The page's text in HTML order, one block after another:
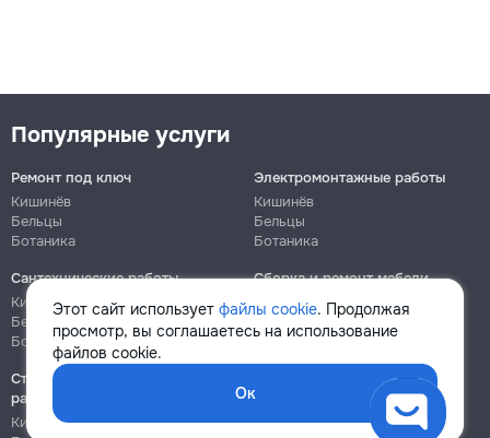
Этот сайт использует файлы cookie. Продолжая
просмотр, вы соглашаетесь на использование
файлов cookie.
Ок
Популярные услуги
Ремонт под ключ
Кишинёв
Бельцы
Ботаника
Электромонтажные работы
Кишинёв
Бельцы
Ботаника
Сантехнические работы
Кишинёв
Бельцы
Ботаника
Сборка и ремонт мебели
Кишинёв
Ботаника
Строительно-монтажные
работы
Кишинёв